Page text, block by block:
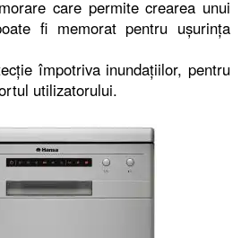
care permite crearea unui
fi memorat pentru ușurința
împotriva inundațiilor, pentru
utilizatorului.